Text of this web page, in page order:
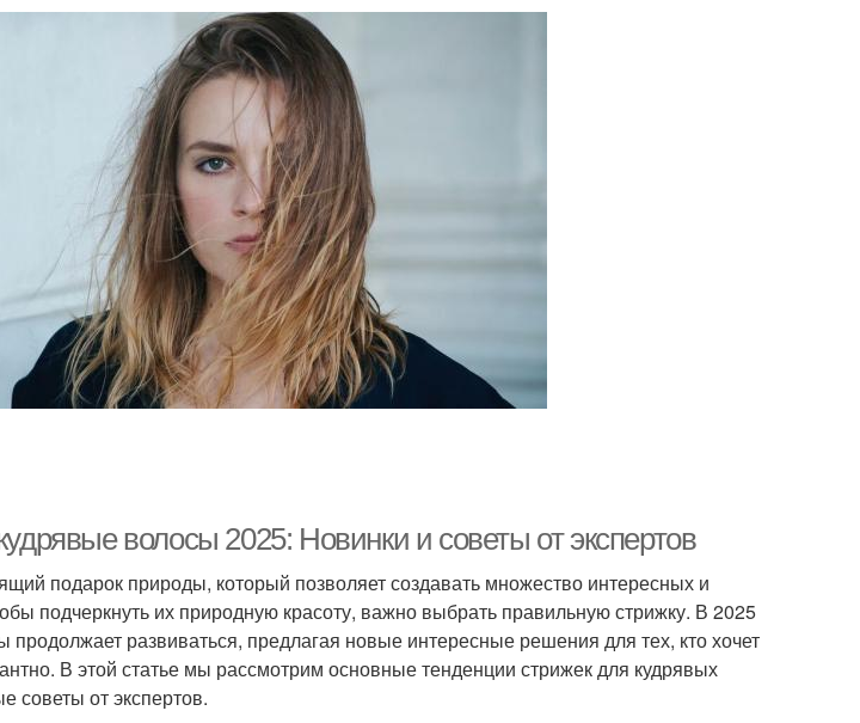
волосы 2025: Новинки и советы от экспертов
подарок природы, который позволяет создавать множество интересных и
подчеркнуть их природную красоту, важно выбрать правильную стрижку. В 2025
продолжает развиваться, предлагая новые интересные решения для тех, кто хочет
В этой статье мы рассмотрим основные тенденции стрижек для кудрявых
советы от экспертов.